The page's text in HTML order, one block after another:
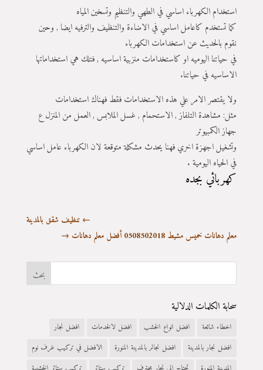
استخدام الكهرباء اساسي في الطهي والتنظيم وتسخين المياه
كما تستخدم كاعامل اساسي في الاضاءة والتنظيف والترفيه ايضا , وحين
نقوم بالحديث عن استخدامات الكهرباء
في حياتنا اليوميه او كاستخدامات منزبية اساسيه , فتلك هي استخداماتها
الاساسيه في حياتنا.
ولا يقتصر الامر علي هذه الاستخدامات فقط فهناك استخدامات
مثل: مشاهدة التلفاز , الاستحمام , غسل الملابس , العمل من المنزل ع
جهاز الكمبيوتر
وتشغيل اجهزة اخري فهنا يحدث مشكلة متوقعة لان الكهرباء عامل اساسي
في الحياه اليومية .
كهربائي بجده
←تنظيف شقق بالمدينة
معلم دهانات خميس مشيط 0508502018 أفضل معلم دهانات
→
سحابة الكلمات الدلالية
اخطاء شائعة افضل انواع الخشب افضل لالخدمات
افضل نجار
افضل نجار بالمدينة
افضل نجالر بالمدينة المنورة
الافضل في تركيب غرف نوم